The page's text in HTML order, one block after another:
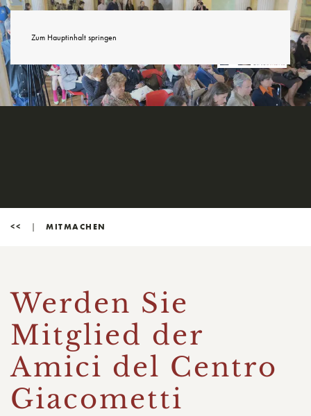
Zum Hauptinhalt springen
<< MITMACHEN
Werden Sie
Mitglied der
Amici del Centro
Giacometti